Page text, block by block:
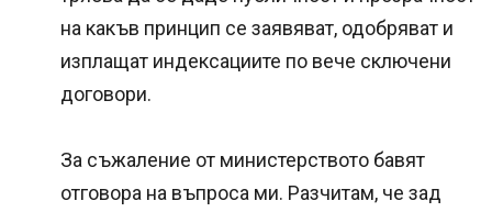
на какъв принцип се заявяват, одобряват и
изплащат индексациите по вече сключени
договори.
За съжаление от министерството бавят
отговора на въпроса ми. Разчитам, че зад